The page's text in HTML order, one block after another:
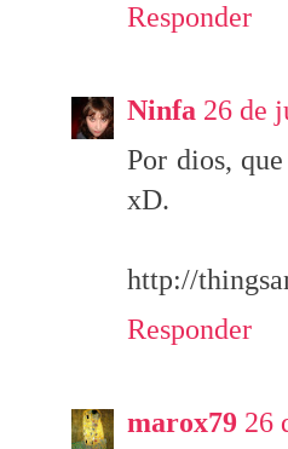
Responder
Ninfa 26 de
Por dios,
xD.
http://
Responder
marox79 26